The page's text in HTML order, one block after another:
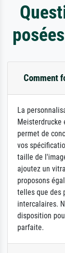
Comment
La
Meisterdrucke
permet de
vos
taille de
ajoutez un
proposons
telles que des
intercalaires.
disposition
parfaite.